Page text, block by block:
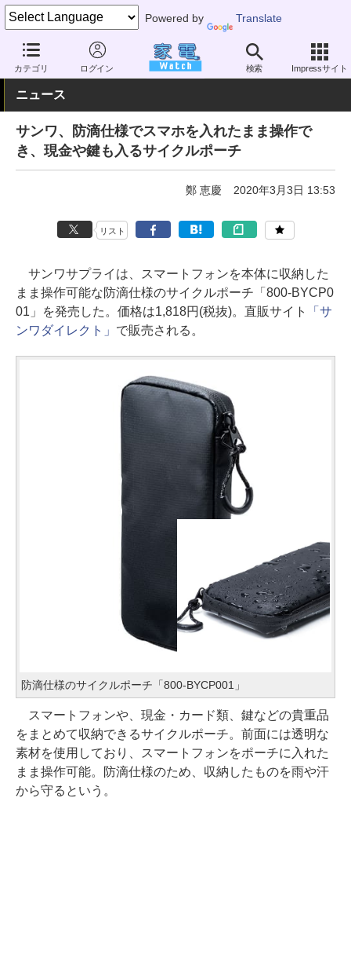
Powered by Translate
カテゴリ ログイン 検索 Impressサイト
家電 Watch その他・家電 雑貨
ニュース
サンワ、防滴仕様でスマホを入れたまま操作で
き、現金や鍵も入るサイクルポーチ
鄭 恵慶 2020年3月3日 13:53
リスト
サンワサプライは、スマートフォンを本体に収納した
まま操作可能な防滴仕様のサイクルポーチ「800-BYCP0
01」を発売した。価格は1,818円(税抜)。直販サイト
「サ
ンワダイレクト」 で販売される。
防滴仕様のサイクルポーチ「800-BYCP001」
スマートフォンや、現金・カード類、鍵などの貴重品
をまとめて収納できるサイクルポーチ。前面には透明な
素材を使用しており、スマートフォンをポーチに入れた
まま操作可能。防滴仕様のため、収納したものを雨や汗
から守るという。